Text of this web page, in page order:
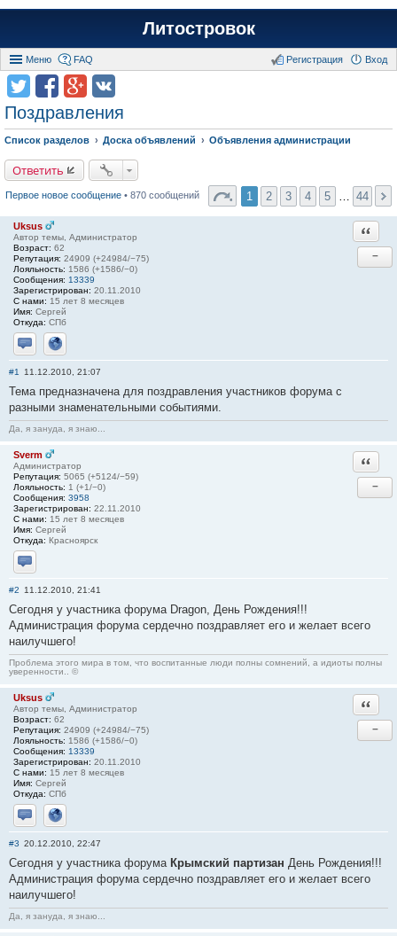
Литостровок
Меню FAQ Вход
Регистрация
Поздравления
Список разделов Доска объявлений Объявления администрации
Ответить
Первое новое сообщение • 870 сообщений 1 2 3 4 5 44
Uksus
Автор темы, Администратор
Возраст: 62
Репутация: 24909 (+24984/−75)
Лояльность: 1586 (+1586/−0)
Сообщения: 13339
Зарегистрирован: 20.11.2010
С нами: 15 лет 8 месяцев
Имя: Сергей
Откуда: СПб
Отправить личное сообщение
Сайт
−
#1 11.12.2010, 21:07
Тема предназначена для поздравления участников форума с
разными знаменательными событиями.
Да, я зануда, я знаю...
Sverm
Администратор
Репутация: 5065 (+5124/−59)
Лояльность: 1 (+1/−0)
Сообщения: 3958
Зарегистрирован: 22.11.2010
С нами: 15 лет 8 месяцев
Имя: Сергей
Откуда: Красноярск
Отправить личное сообщение
−
#2 11.12.2010, 21:41
Сегодня у участника форума Dragon, День Рождения!!!
Администрация форума сердечно поздравляет его и желает всего
наилучшего!
Проблема этого мира в том, что воспитанные люди полны сомнений, а идиоты полны
уверенности.. ©
Uksus
Автор темы, Администратор
Возраст: 62
Репутация: 24909 (+24984/−75)
Лояльность: 1586 (+1586/−0)
Сообщения: 13339
Зарегистрирован: 20.11.2010
С нами: 15 лет 8 месяцев
Имя: Сергей
Откуда: СПб
Отправить личное сообщение
Сайт
−
#3 20.12.2010, 22:47
Сегодня у участника форума Крымский партизан День Рождения!!!
Администрация форума сердечно поздравляет его и желает всего
наилучшего!
Да, я зануда, я знаю...